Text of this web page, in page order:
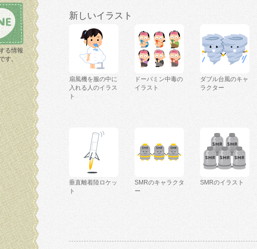
る情報
す。
新しいイラスト
扇風機を服の中に
入れる人のイラス
ト
ドーパミン中毒の
イラスト
ダブル台風のキャ
ラクター
垂直離着陸ロケッ
ト
SMRのキャラクタ
ー
SMRのイラスト